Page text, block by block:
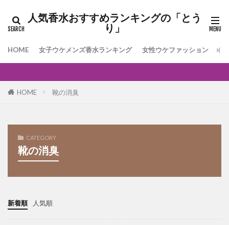
人気香水おすすめランキングの「とう
り」
HOME 女子ウケメンズ香水ランキング 女性ウケファッション [年
HOME 靴の消臭
CATEGORY
靴の消臭
新着順 人気順